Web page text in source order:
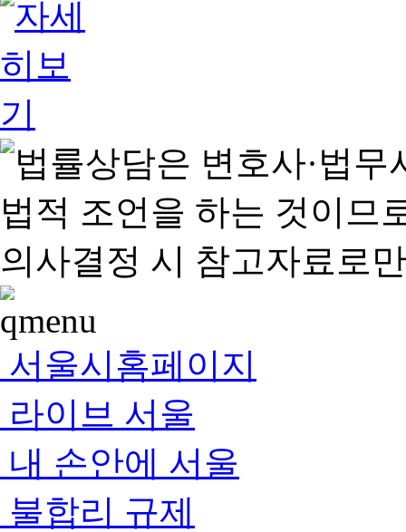
서울시홈페이지
라이브 서울
내 손안에 서울
불합리 규제